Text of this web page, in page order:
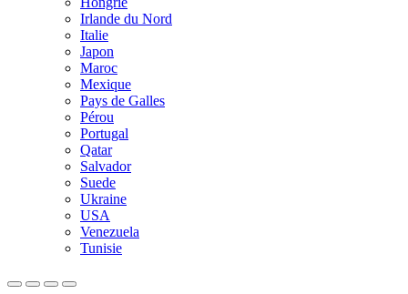
Irlande du Nord
Italie
Japon
Maroc
Mexique
Pays de Galles
Pérou
Portugal
Qatar
Salvador
Suede
Ukraine
USA
Venezuela
Tunisie